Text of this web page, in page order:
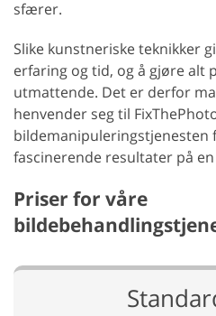
sfærer.
Slike kunstneriske teknikker
erfaring og tid, og å gjøre alt
utmattende. Det er derfor
henvender seg til
bildemanipuleringstjenesten
fascinerende resultater på
Priser for våre